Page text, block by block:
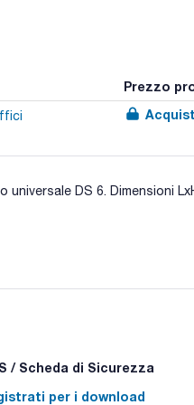
Prezzo
DS 6. Dimensioni
con velocità regolabile.
/ Scheda di Sicurezza
per i download